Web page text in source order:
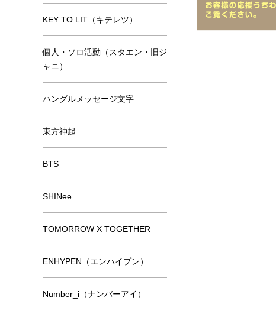
KEY TO LIT（キテレツ）
個人・ソロ活動（スタエン・旧ジ
ャニ）
ハングルメッセージ文字
東方神起
BTS
SHINee
TOMORROW X TOGETHER
ENHYPEN（エンハイプン）
Number_i（ナンバーアイ）